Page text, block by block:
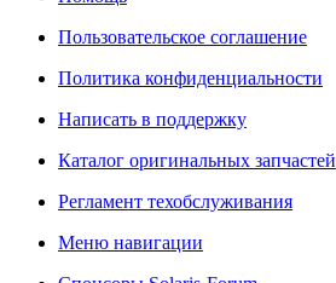
Пользовательское соглашение
Политика конфиденциальности
Написать в поддержку
Каталог оригинальных запчастей
Регламент техобслуживания
Меню навигации